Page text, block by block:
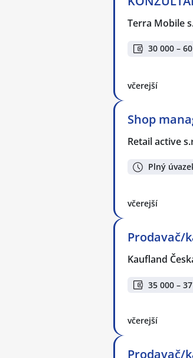
Terra Mobile
30 000 –
včerejší
Shop
Retail active
Plný
včerejší
Prodavač/
Kaufland
35 000 –
včerejší
Prodavač/